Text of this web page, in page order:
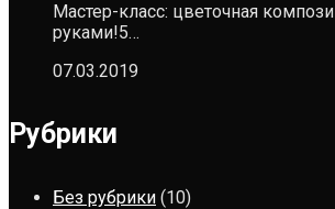
Мастер-класс: цветочная
руками!5…
07.03.2019
Рубрики
Без рубрики (10)